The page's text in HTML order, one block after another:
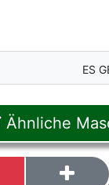
ES
Ähnliche